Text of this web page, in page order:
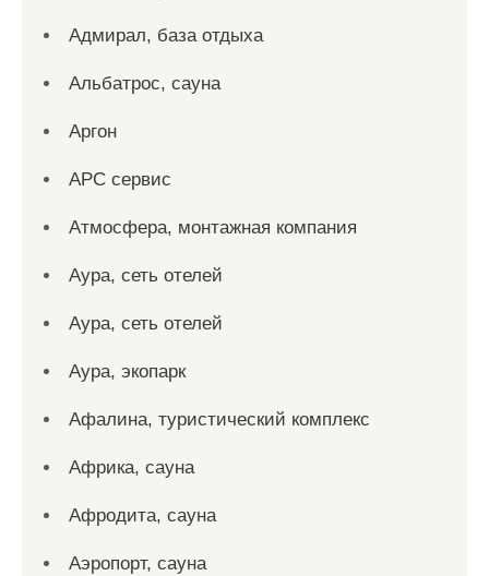
Адмирал, база отдыха
Альбатрос, сауна
Аргон
АРС сервис
Атмосфера, монтажная компания
Аура, сеть отелей
Аура, сеть отелей
Аура, экопарк
Афалина, туристический комплекс
Африка, сауна
Афродита, сауна
Аэропорт, сауна